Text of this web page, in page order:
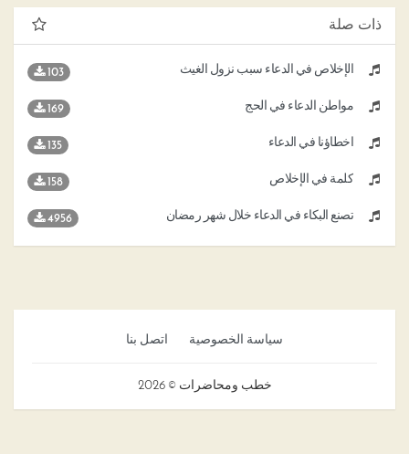
ذات صلة
الإخلاص في الدعاء سبب نزول الغيث 103
مواطن الدعاء في الحج 169
أخطاؤنا في الدعاء 135
كلمة في الإخلاص 158
تصنع البكاء في الدعاء خلال شهر رمضان 4956
سياسة الخصوصية اتصل بنا
خطب ومحاضرات © 2026